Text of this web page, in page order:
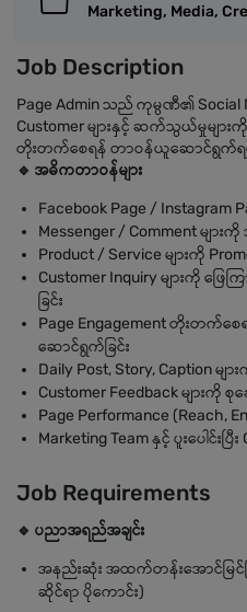
Marketing, Media,
Job Description
Page Admin သည် ကုမ္ပဏီ၏ Social
Customer များနှင့် ဆက်သွယ်မှုများ
တိုးတက်စေရန် တာဝန်ယူဆောင်ရွက်ရ
🔹 အဓိကတာဝန်များ
Facebook Page / Instagram
Messenger / Comment များကို
Product / Service များကို
Customer Inquiry များကို ဖြေက
ခြင်း
Page Engagement တိုးတက်စေရ
ဆောင်ရွက်ခြင်း
Daily Post, Story, Caption မျ
Customer Feedback များကို စု
Page Performance (Reach,
Marketing Team နှင့် ပူးပေါင်းပြီ
Job Requirements
🔹 ပညာအရည်အချင်း
အနည်းဆုံး အထက်တန်းအောင်မြင်ပ
ဆိုင်ရာ ပိုကောင်း)